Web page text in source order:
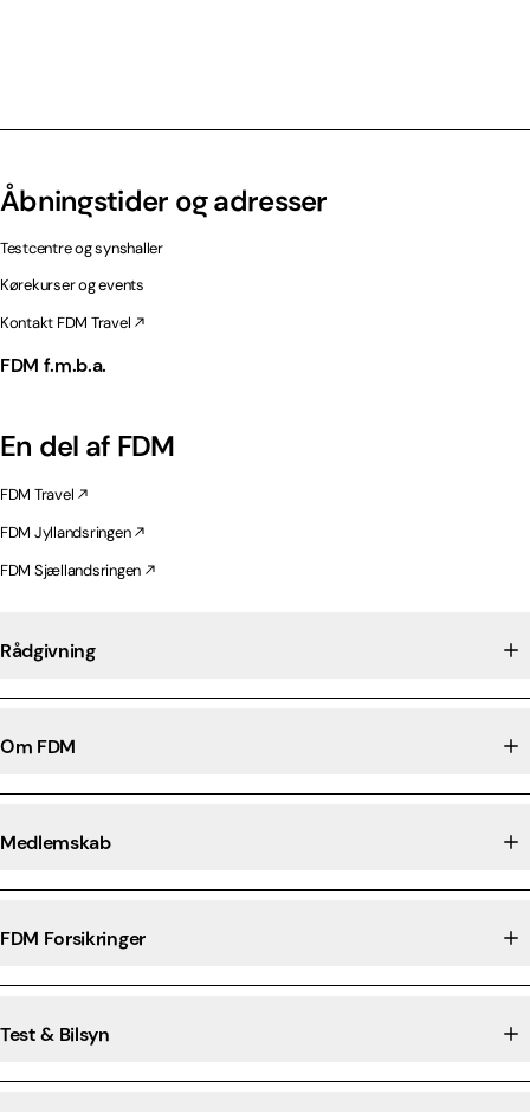
Åbningstider og adresser
Testcentre og synshaller
Kørekurser og events
Kontakt FDM Travel
FDM f.m.b.a.
En del af FDM
FDM Travel
FDM Jyllandsringen
FDM Sjællandsringen
Rådgivning
Om FDM
Medlemskab
FDM Forsikringer
Test & Bilsyn